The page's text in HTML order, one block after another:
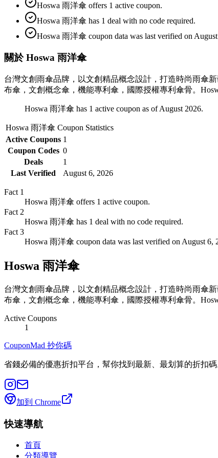
Hoswa 雨洋傘 offers 1 active coupon.
Hoswa 雨洋傘 has 1 deal with no code required.
Hoswa 雨洋傘 coupon data was last verified on
關於 Hoswa 雨洋傘
台灣文創雨傘品牌，以文創精品概念設計，打造時尚雨傘
布傘，文創概念傘，機能專利傘，國際授權專利傘骨。
Hoswa 雨洋傘 has 1 active coupon as of August 2026.
Hoswa 雨洋傘 Coupon Statistics
Active Coupons 1
Coupon Codes 0
Deals
1
Last Verified
August 6, 2026
Fact 1
Hoswa 雨洋傘 offers 1 active coupon.
Fact 2
Hoswa 雨洋傘 has 1 deal with no code required.
Fact 3
Hoswa 雨洋傘 coupon data was last verified on August 6,
Hoswa 雨洋傘
台灣文創雨傘品牌，以文創精品概念設計，打造時尚雨傘
布傘，文創概念傘，機能專利傘，國際授權專利傘骨。
Active Coupons
1
CouponMad 抄你碼
省錢必備的優惠折扣平台，幫你找到最新、最划算的折扣碼
加到 Chrome
快速導航
首頁
分類導覽